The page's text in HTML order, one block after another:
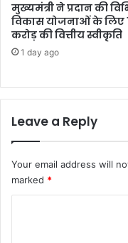
मुख्यमंत्री ने प्रदान की
विकास योजनाओं के लिए
करोड़ की वित्तीय स्वीकृति
1 day ago
Leave a Reply
Your email address will
marked *